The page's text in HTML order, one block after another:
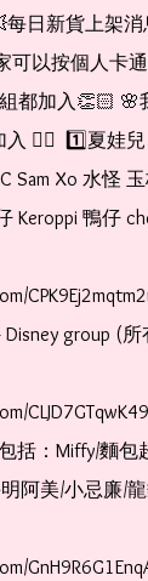
日新貨上架
以按個人卡
都加入👏🏻 🌸
👇🏻  1️⃣夏娃
Sam Xo 水怪
Keroppi 鴨仔
group (
括：Miffy/麵包
阿美/小忌廉/